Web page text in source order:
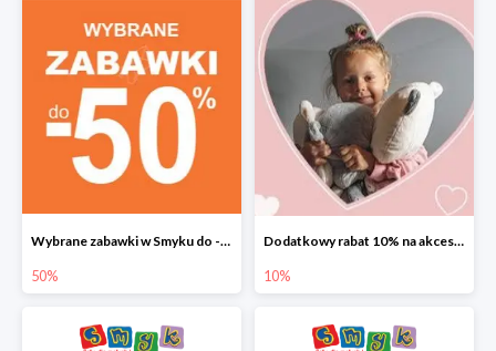
Wybrane zabawki w Smyku do -50%
50%
Dodatkowy rabat 10% na akcesoria dziecięce
10%